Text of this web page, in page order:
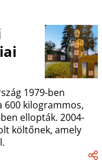
1979-ben
kilogrammos,
ellopták. 2004-
költőnek, amely